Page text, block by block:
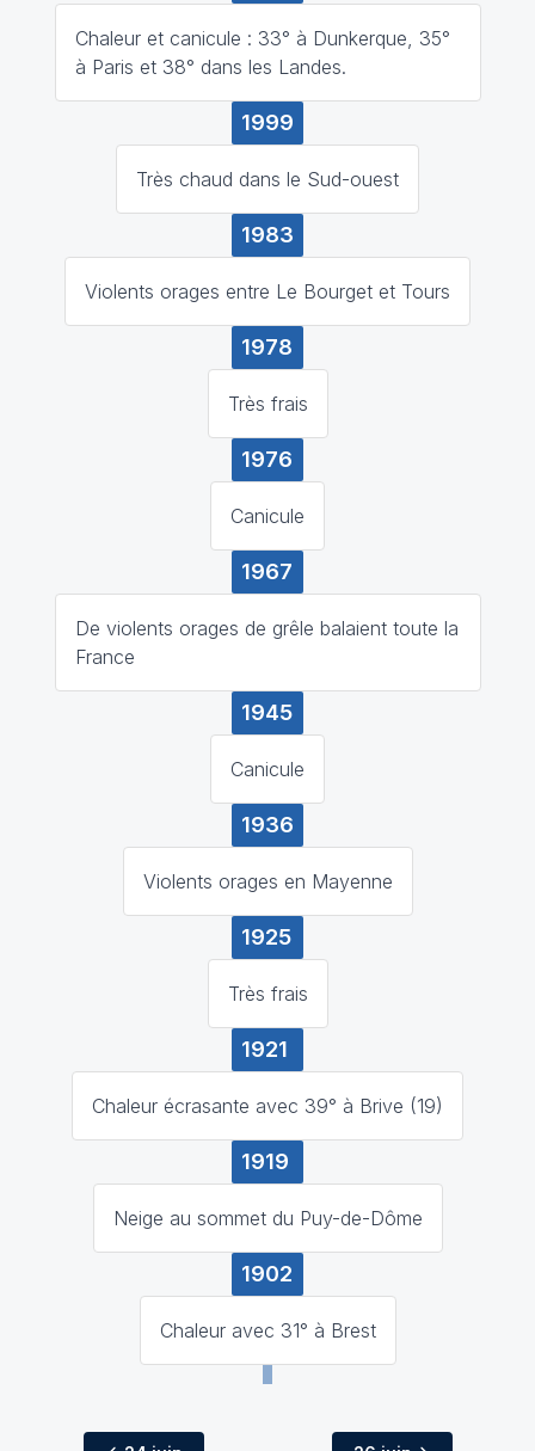
Chaleur et canicule : 33° à Dunkerque, 35°
à Paris et 38° dans les Landes.
1999
Très chaud dans le Sud-ouest
1983
Violents orages entre Le Bourget et Tours
1978
Très frais
1976
Canicule
1967
De violents orages de grêle balaient toute la
France
1945
Canicule
1936
Violents orages en Mayenne
1925
Très frais
1921
Chaleur écrasante avec 39° à Brive (19)
1919
Neige au sommet du Puy-de-Dôme
1902
Chaleur avec 31° à Brest